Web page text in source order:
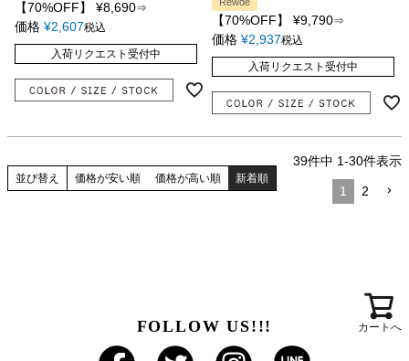
【70%OFF】 ¥8,690⇒
価格 ¥2,607税込
入荷リクエスト受付中
【70%OFF】 ¥9,790⇒
価格 ¥2,937税込
入荷リクエスト受付中
並び替え 価格が安い順 価格が高い順 新着順
39件中 1-30件表示
1 2
カートへ
FOLLOW US!!!